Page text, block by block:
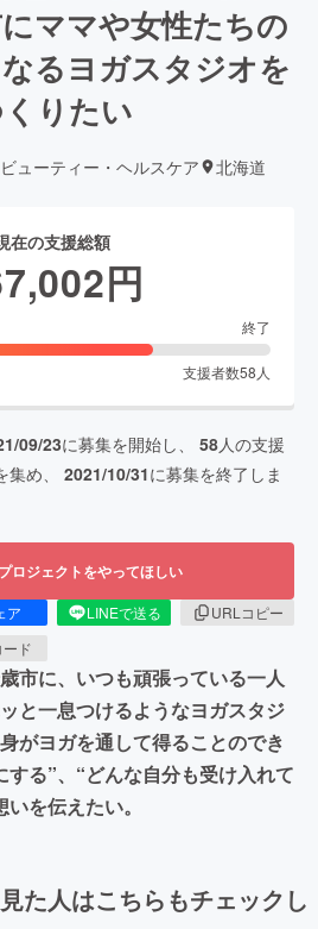
ママや女性たちの
るヨガスタジオを
りたい
ビューティー・ヘルスケア 北海道
在の支援総額
円
終了
支援者数58 人
09/23に募集を開始し、 58人の支援
集め、 2021/10/31に募集を終了しま
ロジェクトをやってほしい
ア LINEで送る
URLコピー
ド
市に、いつも頑張っている一人
と一息つけるようなヨガスタジ
がヨガを通して得ることのでき
する”、“どんな自分も受け入れて
を伝えたい。
た人はこちらもチェックし